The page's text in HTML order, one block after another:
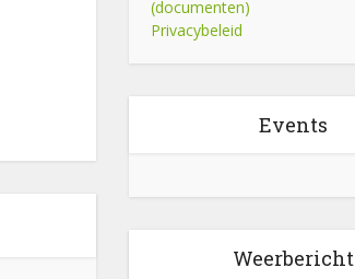
(documenten)
Privacybeleid
Events
Weerbericht